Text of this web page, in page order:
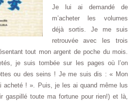
Je lui ai demandé de
m’acheter les volumes
déjà sortis. Je me suis
retrouvée avec les trois
tout mon argent de poche du mois.
je suis tombée sur les pages où l’on
ou des seins ! Je me suis dis : « Mon
acheté ! ». Puis, je les ai quand mêmelus
gaspillé toute ma fortune pour rien!) et là,